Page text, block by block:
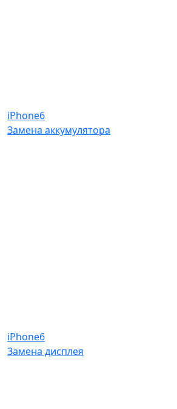
iPhone6
Замена аккумулятора
iPhone6
Замена дисплея